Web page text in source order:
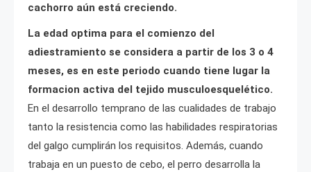
cachorro aún está creciendo.
La edad optima para el comienzo del
adiestramiento se considera a partir de los 3 o 4
meses, es en este periodo cuando tiene lugar la
formacion activa del tejido musculoesquelético.
En el desarrollo temprano de las cualidades de trabajo
tanto la resistencia como las habilidades respiratorias
del galgo cumplirán los requisitos. Además, cuando
trabaja en un puesto de cebo, el perro desarrolla la